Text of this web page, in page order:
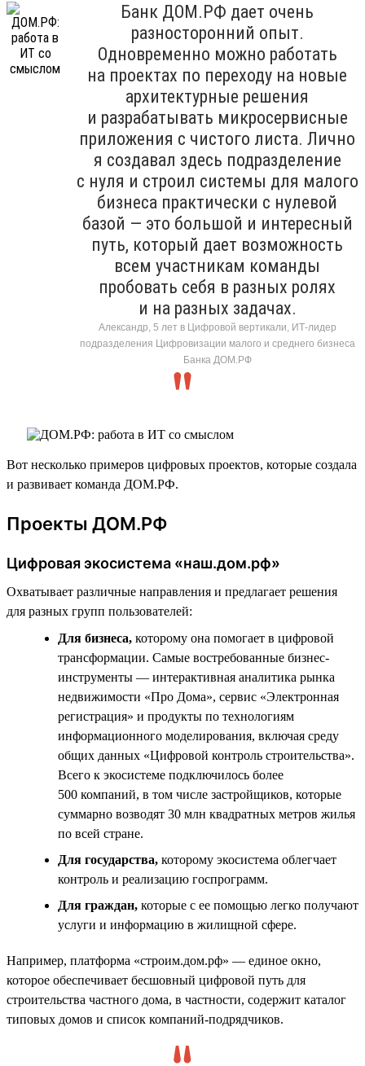
Банк ДОМ.РФ дает очень
разносторонний опыт.
Одновременно можно работать
на проектах по переходу на новые
архитектурные решения
и разрабатывать микросервисные
приложения с чистого листа. Лично
я создавал здесь подразделение
с нуля и строил системы для малого
бизнеса практически с нулевой
базой — это большой и интересный
путь, который дает возможность
всем участникам команды
пробовать себя в разных ролях
и на разных задачах.
Александр, 5 лет в Цифровой вертикали, ИТ-лидер
подразделения Цифровизации малого и среднего бизнеса
Банка ДОМ.РФ
Вот несколько примеров цифровых проектов, которые создала
и развивает команда ДОМ.РФ.
Проекты ДОМ.РФ
Цифровая экосистема «наш.дом.рф»
Охватывает различные направления и предлагает решения
для разных групп пользователей:
Для бизнеса, которому она помогает в цифровой
трансформации. Самые востребованные бизнес-
инструменты — интерактивная аналитика рынка
недвижимости «Про Дома», сервис «Электронная
регистрация» и продукты по технологиям
информационного моделирования, включая среду
общих данных «Цифровой контроль строительства».
Всего к экосистеме подключилось более
500 компаний, в том числе застройщиков, которые
суммарно возводят 30 млн квадратных метров жилья
по всей стране.
Для государства, которому экосистема облегчает
контроль и реализацию госпрограмм.
Для граждан, которые с ее помощью легко получают
услуги и информацию в жилищной сфере.
Например, платформа «строим.дом.рф» — единое окно,
которое обеспечивает бесшовный цифровой путь для
строительства частного дома, в частности, содержит каталог
типовых домов и список компаний-подрядчиков.